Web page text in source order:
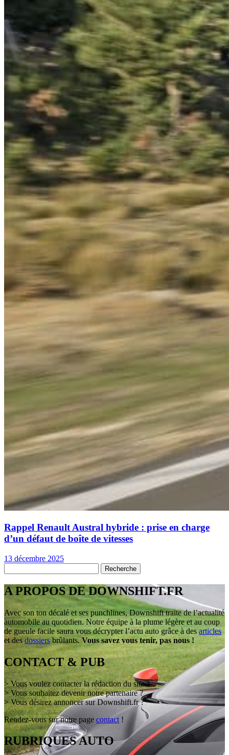
Rappel Renault Austral hybride : prise en charge
d’un défaut de boîte de vitesses
13 décembre 2025
A PROPOS DE DOWNSHIFT.FR
Avec son ton décalé et ses punchlines, Downshift traite de l’actualité
automobile au quotidien. Notre équipe à la plume légère et au coup
de gueule facile saura vous décrypter l’actu auto grâce à des articles
et des dossiers brûlants. Vous savez vous tenir, pas nous !
CONTACT & PUB
> Vous voulez contacter la rédaction du site ?
> Vous souhaitez devenir notre partenaire ?
> Vous désirez annoncer sur Downshift.fr ?
Rendez-vous sur notre page contact !
RUBRIQUES AUTO